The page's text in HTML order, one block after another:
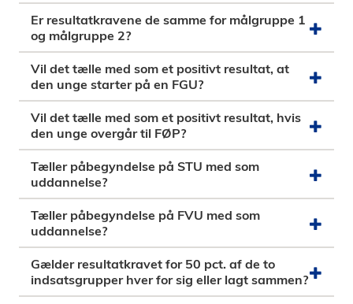
Er resultatkravene de samme for målgruppe 1
og målgruppe 2?
Vil det tælle med som et positivt resultat, at
den unge starter på en FGU?
Vil det tælle med som et positivt resultat, hvis
den unge overgår til FØP?
Tæller påbegyndelse på STU med som
uddannelse?
Tæller påbegyndelse på FVU med som
uddannelse?
Gælder resultatkravet for 50 pct. af de to
indsatsgrupper hver for sig eller lagt sammen?